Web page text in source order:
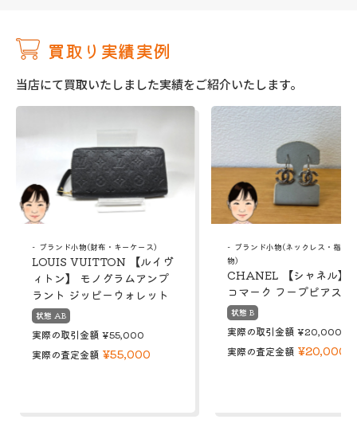
買取り実績実例
当店にて買取いたしました実績をご紹介いたします。
ブランド小物(財布・キーケース)
LOUIS VUITTON 【ルイヴ
ィトン】 モノグラムアンプ
ラント ジッピーウォレット
状態 AB
実際の取引金額 ¥55,000
実際の査定金額 ¥55,000
ブランド小物(ネックレス・指輪
物)
CHANEL 【シャネル】
コマーク フープピアス
状態 B
実際の取引金額 ¥20,000
実際の査定金額 ¥20,000